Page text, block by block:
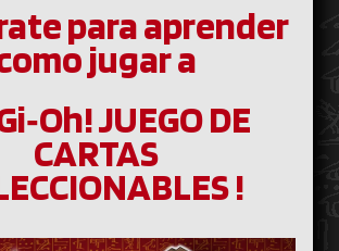
para aprender
jugar a
JUEGO DE
CARTAS
!